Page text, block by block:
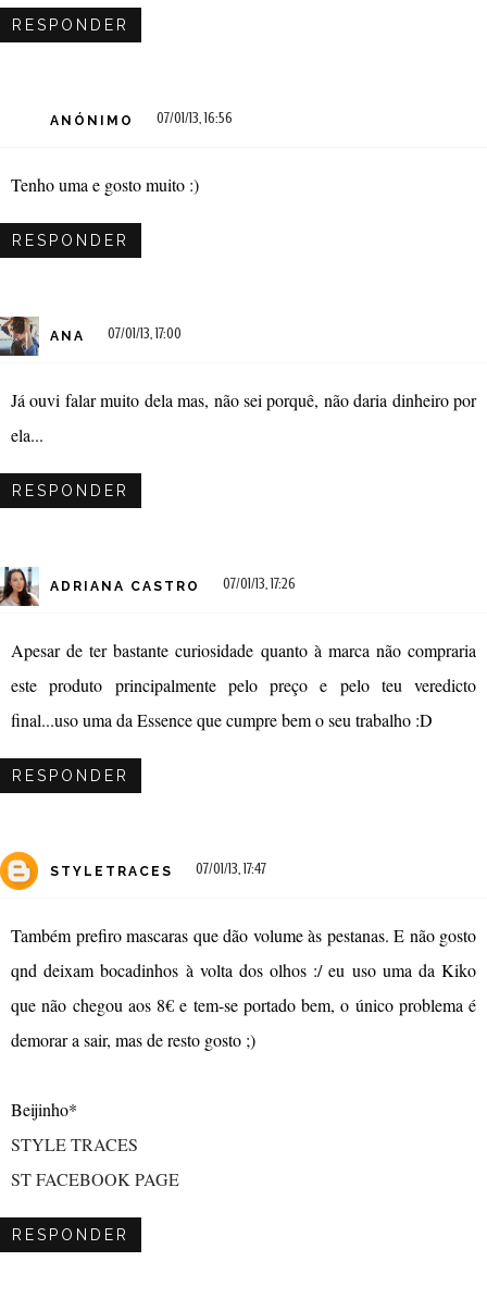
RESPONDER
ANÓNIMO 07/01/13, 16:56
Tenho uma e gosto muito :)
RESPONDER
ANA 07/01/13, 17:00
Já ouvi falar muito dela mas, não sei porquê, não daria dinheiro por
ela...
RESPONDER
ADRIANA CASTRO 07/01/13, 17:26
Apesar de ter bastante curiosidade quanto à marca não compraria
este produto principalmente pelo preço e pelo teu veredicto
final...uso uma da Essence que cumpre bem o seu trabalho :D
RESPONDER
STYLETRACES 07/01/13, 17:47
Também prefiro mascaras que dão volume às pestanas. E não gosto
qnd deixam bocadinhos à volta dos olhos :/ eu uso uma da Kiko
que não chegou aos 8€ e tem-se portado bem, o único problema é
demorar a sair, mas de resto gosto ;)
Beijinho*
STYLE TRACES
ST FACEBOOK PAGE
RESPONDER